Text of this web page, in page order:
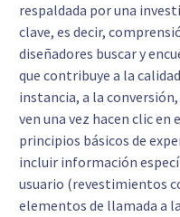
respaldada por una
clave, es decir,
diseñadores buscar y
que contribuye a la
instancia, a la
ven una vez hacen clic
principios básicos de
incluir información
usuario (revestimientos
elementos de llamada a